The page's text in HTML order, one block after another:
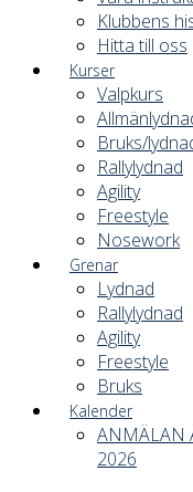
Klubbens
Hitta till oss
Kurser
Valpkurs
Bruks/
Rallylydnad
Agility
Freestyle
Nosework
Grenar
Lydnad
Rallylydnad
Agility
Freestyle
Bruks
Kalender
ANMÄLAN
2026